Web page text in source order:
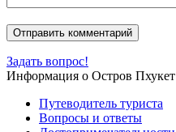
Задать вопрос!
Информация о Остров Пхукет
Путеводитель туриста
Вопросы и ответы